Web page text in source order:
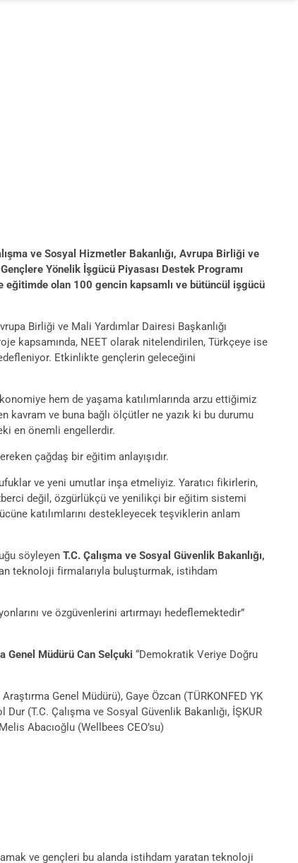
ve Sosyal Hizmetler Bakanlığı, Avrupa Birliği ve
Yönelik İşgücü Piyasası Destek Programı
eğitimde olan 100 gencin kapsamlı ve bütüncül işgücü
Birliği ve Mali Yardımlar Dairesi Başkanlığı
kapsamında, NEET olarak nitelendirilen, Türkçeye ise
Etkinlikte gençlerin geleceğini
hem de yaşama katılımlarında arzu ettiğimiz
kavram ve buna bağlı ölçütler ne yazık ki bu durumu
en önemli engellerdir.
çağdaş bir eğitim anlayışıdır.
ve yeni umutlar inşa etmeliyiz. Yaratıcı fikirlerin,
değil, özgürlükçü ve yenilikçi bir eğitim sistemi
katılımlarını destekleyecek teşviklerin anlam
söyleyenT.C. Çalışma ve Sosyal Güvenlik Bakanlığı,
teknoloji firmalarıyla buluşturmak, istihdam
ve özgüvenlerini artırmayı hedeflemektedir”
Genel Müdürü Can Selçuki “Demokratik Veriye Doğru
Genel Müdürü), Gaye Özcan (TÜRKONFED YK
(T.C. Çalışma ve Sosyal Güvenlik Bakanlığı, İŞKUR
Abacıoğlu (Wellbees CEO’su)
ve gençleri bu alanda istihdam yaratan teknoloji